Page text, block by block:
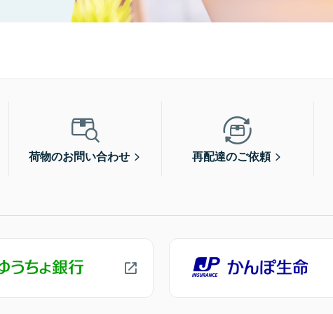
荷物のお問い合わせ 再配達のご依頼